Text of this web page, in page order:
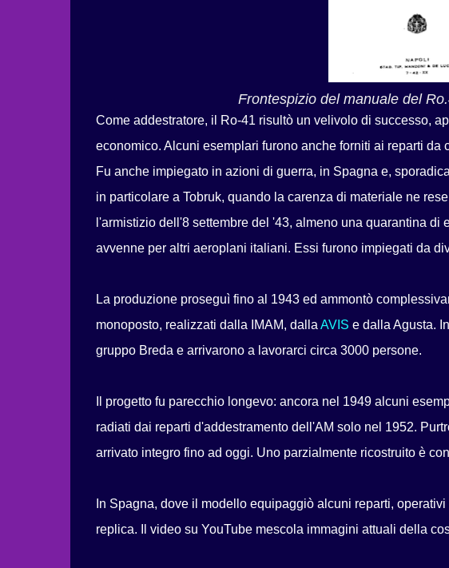
Frontespizio del manuale del
Come addestratore, il Ro-41 risultò un velivolo di successo,
economico. Alcuni esemplari furono anche forniti ai reparti
Fu anche impiegato in azioni di guerra, in Spagna e,
in particolare a Tobruk, quando la carenza di materiale ne
l'armistizio dell'8 settembre del '43, almeno una quarantina
avvenne per altri aeroplani italiani. Essi furono impiegati da
La produzione proseguì fino al 1943 ed ammontò
monoposto, realizzati dalla IMAM, dalla AVIS e dalla Agusta.
gruppo Breda e arrivarono a lavorarci circa 3000 persone.
Il progetto fu parecchio longevo: ancora nel 1949 alcuni
radiati dai reparti d'addestramento dell'AM solo nel 1952.
arrivato integro fino ad oggi. Uno parzialmente ricostruito è
In Spagna, dove il modello equipaggiò alcuni reparti,
replica. Il video su YouTube mescola immagini attuali della